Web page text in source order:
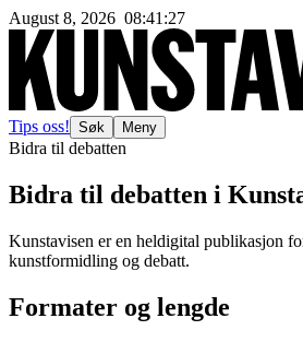
August 8, 2026 08:41 :28
Tips oss! Søk Meny
Bidra til debatten
Bidra til debatten i
Kunstavisen er en heldigital publikasjon
kunstformidling og debatt.
Formater og lengde